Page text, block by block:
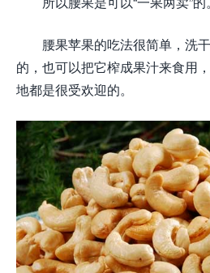
腰果苹果的吃法很简单，洗
的，也可以把它榨成果汁来食用
地都是很受欢迎的。